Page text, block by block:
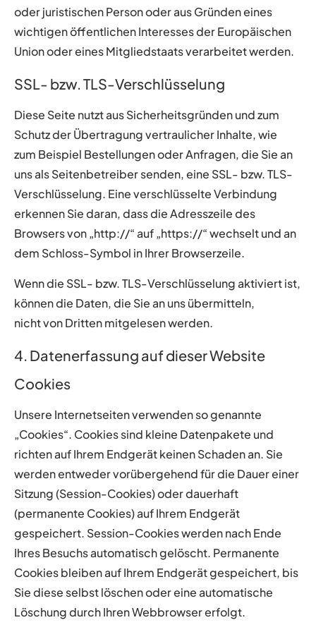
oder juristischen Person oder aus Gründen eines
wichtigen öffentlichen Interesses der Europäischen
Union oder eines Mitgliedstaats verarbeitet werden.
SSL- bzw. TLS-Verschlüsselung
Diese Seite nutzt aus Sicherheitsgründen und zum
Schutz der Übertragung vertraulicher Inhalte, wie
zum Beispiel Bestellungen oder Anfragen, die Sie an
uns als Seitenbetreiber senden, eine SSL- bzw. TLS-
Verschlüsselung. Eine verschlüsselte Verbindung
erkennen Sie daran, dass die Adresszeile des
Browsers von „http://“ auf „https://“ wechselt und an
dem Schloss-Symbol in Ihrer Browserzeile.
Wenn die SSL- bzw. TLS-Verschlüsselung aktiviert ist,
können die Daten, die Sie an uns übermitteln,
nicht von Dritten mitgelesen werden.
4. Datenerfassung auf dieser Website
Cookies
Unsere Internetseiten verwenden so genannte
„Cookies“. Cookies sind kleine Datenpakete und
richten aufIhrem Endgerät keinen Schaden an. Sie
werden entweder vorübergehend für die Dauer einer
Sitzung(Session-Cookies) oder dauerhaft
(permanente Cookies) auf Ihrem Endgerät
gespeichert. Session-Cookieswerden nach Ende
Ihres Besuchs automatisch gelöscht. Permanente
Cookies bleiben auf Ihrem Endgerätgespeichert, bis
Sie diese selbst löschen oder eine automatische
Löschung durch Ihren Webbrowser erfolgt.